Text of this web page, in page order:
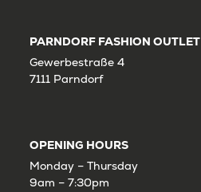
PARNDORF FASHION OUTLET
Gewerbestraße 4
7111 Parndorf
OPENING HOURS
Monday – Thursday
9am – 7:30pm